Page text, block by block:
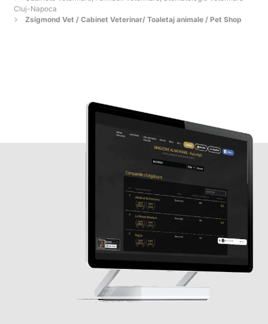
Cluj-Napoca
Zsigmond Vet / Cabinet Veterinar/ Toaletaj animale / Pet Shop